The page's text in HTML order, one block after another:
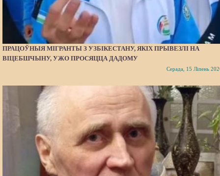
ПРАЦОЎНЫЯ МІГРАНТЫ З УЗБІКЕСТАНУ, ЯКІХ ПРЫВЕЗЛІ НА
ВІЦЕБШЧЫНУ, УЖО ПРОСЯЦЦА ДАДОМУ
Серада, 15 Ліпень